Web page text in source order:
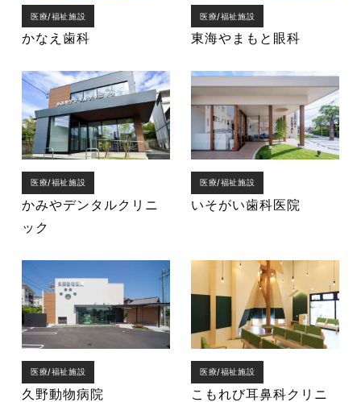
医療/福祉施設
かなえ歯科
医療/福祉施設
東海やまもと眼科
医療/福祉施設
かみやデンタルクリニ
ック
医療/福祉施設
いそがい歯科医院
医療/福祉施設
久野動物病院
医療/福祉施設
こもれび耳鼻科クリニ